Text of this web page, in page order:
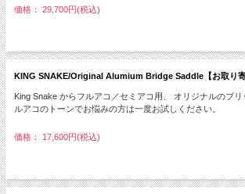
価格： 29,700円(税込)
KING SNAKE/Original Alumium Bridge Saddle【お取り寄
King Snake からフルアコ／セミアコ用、 オリジナルのブ
ルアコのトーンでお悩みの方は一度お試しください。
価格： 17,600円(税込)